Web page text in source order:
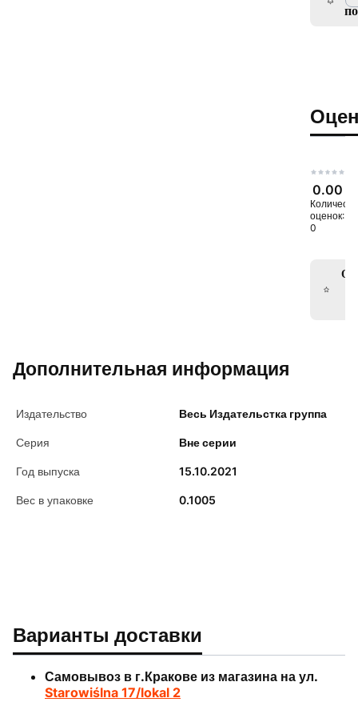
0.00
оценок:
0
Дополнительная информация
Издательство Весь Издательстка группа
Серия Вне серии
Год выпуска 15.10.2021
Вес в упаковке 0.1005
Варианты доставки
Самовывоз в г.Кракове из магазина на ул.
Starowiślna 17/lokal 2